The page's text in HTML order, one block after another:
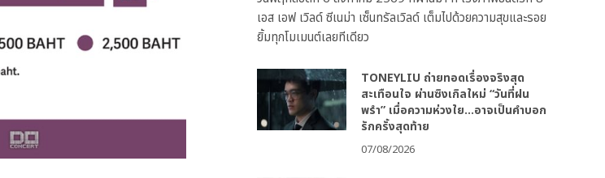
เอส เอฟ เวิลด์ ซีเนม่า เซ็นทรัลเวิลด์ เต็มไปด้วยความสุขและรอย
ยิ้มทุกโมเมนต์เลยทีเดียว
TONEYLIU ถ่ายทอดเรื่องจริงสุด
สะเทือนใจ ผ่านซิงเกิลใหม่ “วันที่ฝน
พรำ” เมื่อความห่วงใย…อาจเป็นคำบอก
รักครั้งสุดท้าย
07/08/2026